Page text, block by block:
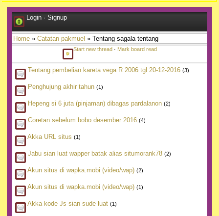
Login · Signup
Home » Catatan pakmuel » Tentang sagala tentang
Start new thread· Mark board read
Tentang pembelian kareta vega R 2006 tgl 20-12-2016 (3)
Penghujung akhir tahun (1)
Hepeng si 6 juta (pinjaman) dibagas pardalanon (2)
Coretan sebelum bobo desember 2016 (4)
Akka URL situs (1)
Jabu sian luat wapper batak alias situmorank78 (2)
Akun situs di wapka.mobi (video/wap) (2)
Akun situs di wapka.mobi (video/wap) (1)
Akka kode Js sian sude luat (1)